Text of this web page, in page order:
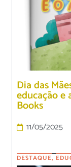
Dia das
educação e
Books
11/05/2025
DESTAQUE,